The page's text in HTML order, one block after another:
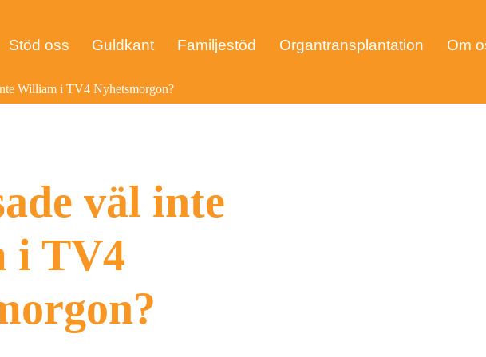
William i TV4 Nyhetsmorgon?
Stöd oss
Testamentsgåva
Våra företagssponsorer
Guldkant Familjestöd Organtransplantation Om
väl inte
i TV4